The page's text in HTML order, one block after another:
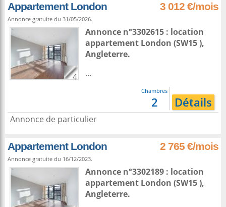
Appartement London 3 012 €/mois
Annonce gratuite du 31/05/2026.
4
Annonce n°3302615 : location
appartement London (SW15 ),
Angleterre.
...
Chambres
2 Détails
Annonce de particulier
Appartement London 2 765 €/mois
Annonce gratuite du 16/12/2023.
Annonce n°3302189 : location
appartement London (SW15 ),
Angleterre.